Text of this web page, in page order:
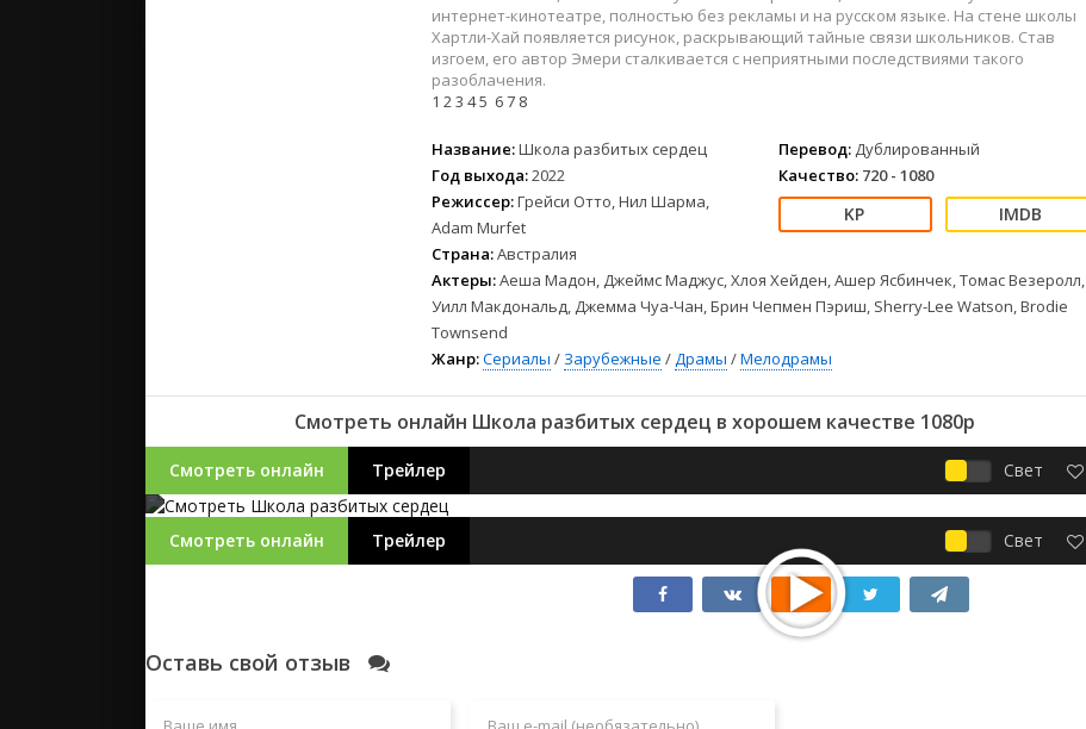
2022
2021
СССР
Зарубежные
Детские
Драмы
Спорт
Триллеры
Фэнтези
2022
2021
СССР
Фильмы из соцетей
интернет-кинотеатре, полностью без рекламы и на русском языке. На стене школы
Хартли-Хай появляется рисунок, раскрывающий тайные связи школьников. Став
изгоем, его автор Эмери сталкивается с неприятными последствиями такого
разоблачения.
1 23 45 67 8
Название:Школа разбитых сердец
Год выхода:2022
Режиссер:Грейси Отто, Нил Шарма,
Adam Murfet
Страна:Австралия
Перевод: Дублированный
Качество: 720 - 1080
Актеры:Аеша Мадон, Джеймс Маджус, Хлоя Хейден, Ашер Ясбинчек, Томас Везеролл,
Уилл Макдональд, Джемма Чуа-Чан, Брин Чепмен Пэриш, Sherry-Lee Watson, Brodie
Townsend
Жанр:Сериалы / Зарубежные /Драмы /Мелодрамы
Смотреть онлайн Школа разбитых сердец в хорошем качестве 1080p
Смотреть онлайн Трейлер Свет
Смотреть онлайн Трейлер Свет
Оставь свой отзыв